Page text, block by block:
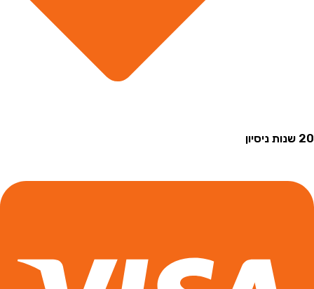
ניסיון